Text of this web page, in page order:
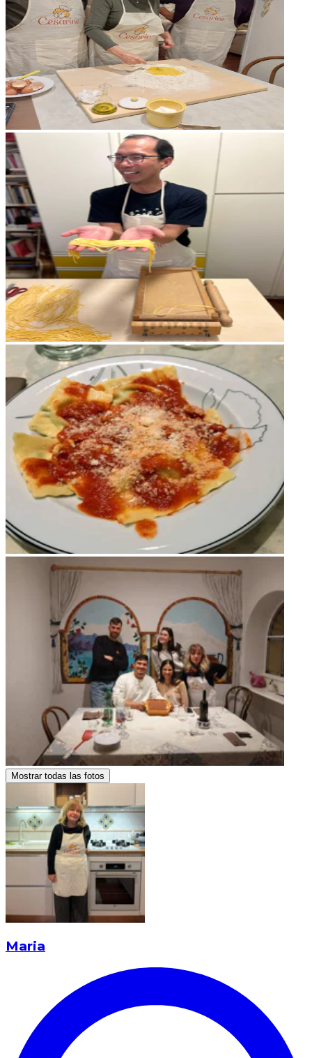
Mostrar todas las fotos
Maria